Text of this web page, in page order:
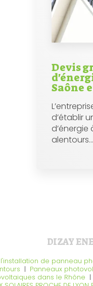
Devis
Saône
d’établir
DIZAY
de panneau
| Panneaux
dans le Rhône |